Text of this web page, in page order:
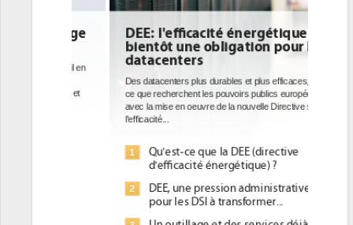
DEE: l'efficacité énergétique
bientôt une obligation pour les
datacenters
Des datacenters plus durables et plus efficaces, c'est
ce que recherchent les pouvoirs publics européens
avec la mise en oeuvre de la nouvelle Directive sur
l'efficacité...
Qu'est-ce que la DEE (directive
d'efficacité énergétique) ?
DEE, une pression administrative
pour les DSI à transformer...